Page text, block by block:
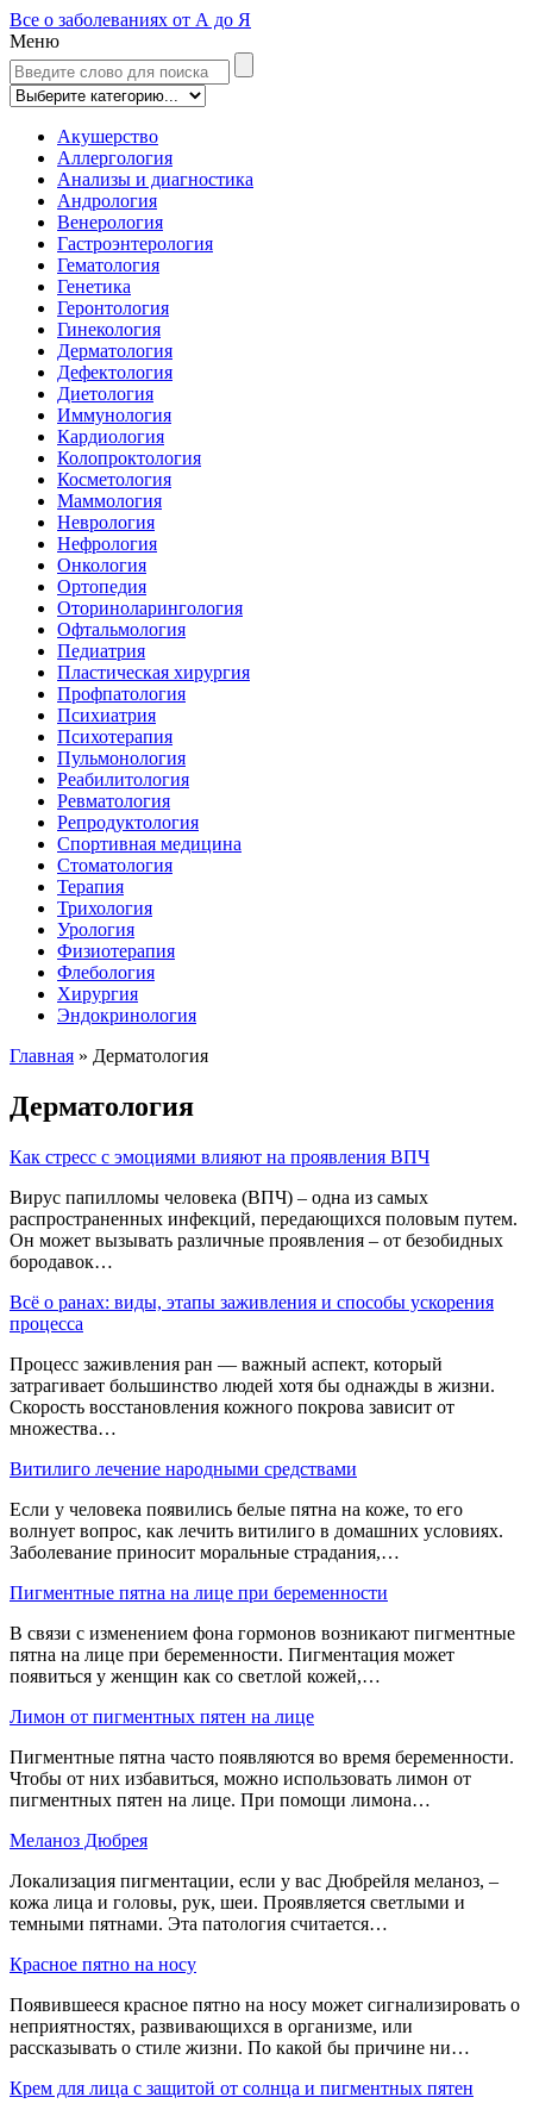
Все о заболеваниях от А до Я
Меню
Акушерство
Аллергология
Анализы и диагностика
Андрология
Венерология
Гастроэнтерология
Гематология
Генетика
Геронтология
Гинекология
Дерматология
Дефектология
Диетология
Иммунология
Кардиология
Колопроктология
Косметология
Маммология
Неврология
Нефрология
Онкология
Ортопедия
Оториноларингология
Офтальмология
Педиатрия
Пластическая хирургия
Профпатология
Психиатрия
Психотерапия
Пульмонология
Реабилитология
Ревматология
Репродуктология
Спортивная медицина
Стоматология
Терапия
Трихология
Урология
Физиотерапия
Флебология
Хирургия
Эндокринология
Главная » Дерматология
Дерматология
Как стресс с эмоциями влияют на проявления ВПЧ
Вирус папилломы человека (ВПЧ) – одна из самых
распространенных инфекций, передающихся половым путем.
Он может вызывать различные проявления – от безобидных
бородавок…
Всё о ранах: виды, этапы заживления и способы ускорения
процесса
Процесс заживления ран — важный аспект, который
затрагивает большинство людей хотя бы однажды в жизни.
Скорость восстановления кожного покрова зависит от
множества…
Витилиго лечение народными средствами
Если у человека появились белые пятна на коже, то его
волнует вопрос, как лечить витилиго в домашних условиях.
Заболевание приносит моральные страдания,…
Пигментные пятна на лице при беременности
В связи с изменением фона гормонов возникают пигментные
пятна на лице при беременности. Пигментация может
появиться у женщин как со светлой кожей,…
Лимон от пигментных пятен на лице
Пигментные пятна часто появляются во время беременности.
Чтобы от них избавиться, можно использовать лимон от
пигментных пятен на лице. При помощи лимона…
Меланоз Дюбрея
Локализация пигментации, если у вас Дюбрейля меланоз, –
кожа лица и головы, рук, шеи. Проявляется светлыми и
темными пятнами. Эта патология считается…
Красное пятно на носу
Появившееся красное пятно на носу может сигнализировать о
неприятностях, развивающихся в организме, или
рассказывать о стиле жизни. По какой бы причине ни…
Крем для лица с защитой от солнца и пигментных пятен